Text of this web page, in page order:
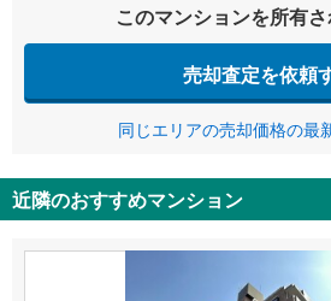
このマンションを所有
売却査定を依頼
同じエリアの売却価格の最
近隣のおすすめマンション